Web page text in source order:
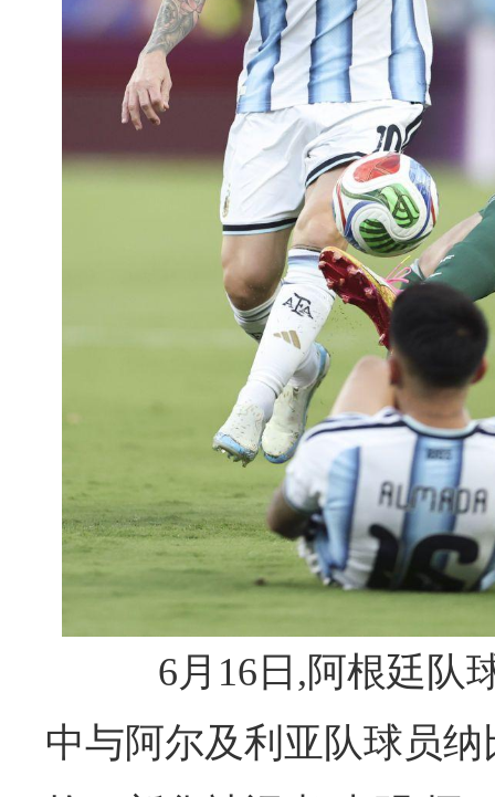
6月16日,阿根廷队
中与阿尔及利亚队球员纳